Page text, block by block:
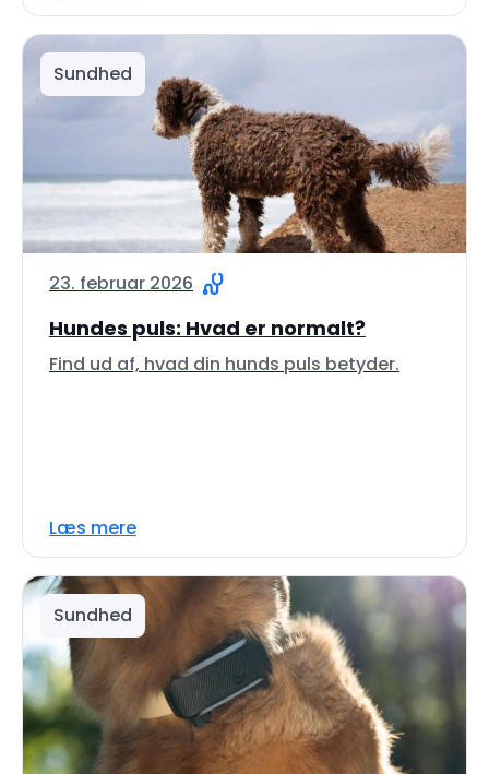
Sundhed
23. februar 2026
Hundes puls: Hvad er normalt?
Find ud af, hvad din hunds puls betyder.
Læs mere
Sundhed